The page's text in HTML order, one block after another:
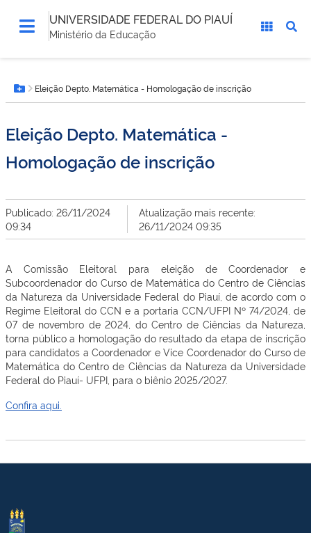
UNIVERSIDADE FEDERAL DO PIAUÍ
Ministério da Educação
está
aqui:Botão Menu
Eleição Depto. Matemática - Homologação de inscrição
Eleição Depto. Matemática -
Homologação de inscrição
Publicado: 26/11/2024
09:34
Atualização mais recente:
26/11/2024 09:35
A Comissão Eleitoral para eleição de Coordenador e
Subcoordenador do Curso de Matemática do Centro de Ciências
da Natureza da Universidade Federal do Piauí, de acordo com o
Regime Eleitoral do CCN e a portaria CCN/UFPI Nº 74/2024, de
07 de novembro de 2024, do Centro de Ciências da Natureza,
torna público a homologação do resultado da etapa de inscrição
para candidatos a Coordenador e Vice Coordenador do Curso de
Matemática do Centro de Ciências da Natureza da Universidade
Federal do Piauí- UFPI, para o biênio 2025/2027.
Confira aqui.